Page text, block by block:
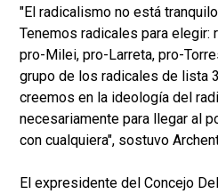
"El radicalismo no está
Tenemos radicales para elegir:
pro-Milei, pro-Larreta, pro-
grupo de los radicales de lista
creemos en la ideología del
necesariamente para llegar al
con cualquiera", sostuvo
El expresidente del Concejo